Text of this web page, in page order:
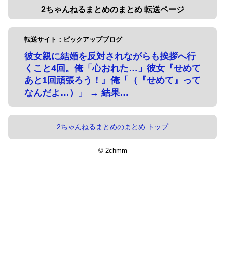
2ちゃんねるまとめのまとめ 転送ページ
転送サイト：ピックアップブログ
彼女親に結婚を反対されながらも挨拶へ行
くこと4回。俺「心おれた…」彼女『せめて
あと1回頑張ろう！』俺「（『せめて』って
なんだよ…）」 → 結果…
2ちゃんねるまとめのまとめ トップ
© 2chmm